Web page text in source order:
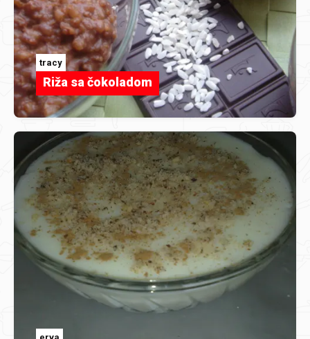
tracy
Riža sa čokoladom